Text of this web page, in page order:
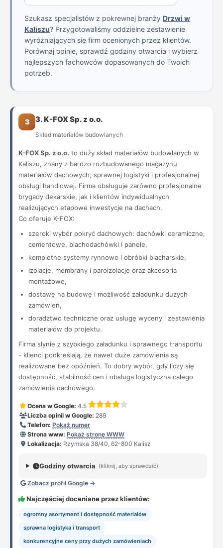
Szukasz specjalistów z pokrewnej branży Drzwi w
Kaliszu? Przygotowaliśmy oddzielne zestawienie
wyróżniających się firm ocenionych przez klientów.
Porównaj opinie, sprawdź godziny otwarcia i wybierz
najlepszych fachowców dopasowanych do Twoich
potrzeb.
3 3. K-FOX Sp. z o.o.
Skład materiałów budowlanych
K-FOX Sp. z o.o. to duży skład materiałów budowlanych w
Kaliszu, znany z bardzo rozbudowanego magazynu
materiałów dachowych, sprawnej logistyki i profesjonalnej
obsługi handlowej. Firma obsługuje zarówno profesjonalne
brygady dekarskie, jak i klientów indywidualnych
realizujących etapowe inwestycje na dachach.
Co oferuje K-FOX:
szeroki wybór pokryć dachowych: dachówki ceramiczne,
cementowe, blachodachówki i panele,
kompletne systemy rynnowe i obróbki blacharskie,
izolacje, membrany i paroizolacje oraz akcesoria
montażowe,
dostawę na budowę i możliwość załadunku dużych
zamówień,
doradztwo techniczne oraz usługę wyceny i zestawienia
materiałów do projektu.
Firma słynie z szybkiego załadunku i sprawnego transportu
- klienci podkreślają, że nawet duże zamówienia są
realizowane bez opóźnień. To dobry wybór, gdy liczy się
dostępność, stabilność cen i obsługa logistyczna całego
zamówienia dachowego.
Ocena w Google: 4.5
Liczba opinii w Google: 289
Telefon: Pokaż numer
Strona www: Pokaż stronę WWW
Lokalizacja: Rzymska 38/40, 62-800 Kalisz
Godziny otwarcia (kliknij, aby sprawdzić)
Zobacz profil Google →
Najczęściej doceniane przez klientów:
ogromny asortyment i dostępność materiałów
sprawna logistyka i transport
konkurencyjne ceny przy dużych zamówieniach